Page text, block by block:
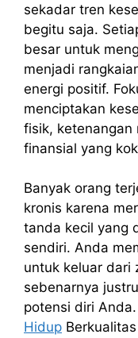
sekadar tren
begitu saja.
besar untuk
menjadi
energi positif.
menciptakan
fisik, ketenangan
finansial yang
Banyak orang
kronis karena
tanda kecil yang
sendiri. Anda
untuk keluar dari
sebenarnya
potensi diri
Hidup